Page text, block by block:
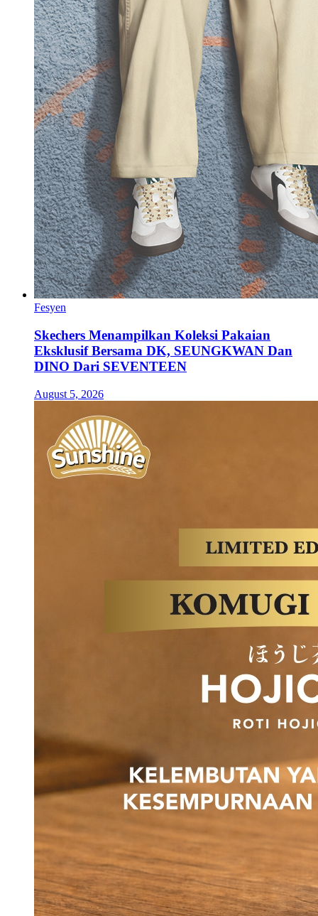
Fesyen
Skechers Menampilkan Koleksi Pakaian
Eksklusif Bersama DK, SEUNGKWAN Dan
DINO Dari SEVENTEEN
August 5, 2026